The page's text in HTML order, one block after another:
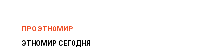
ПРО ЭТНОМИР
ЭТНОМИР СЕГОДНЯ